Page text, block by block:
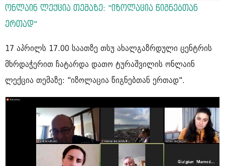
ონლაინ ლექცია თემაზე: "იზოლაცია წიგნებთან
ერთად"
17 აპრილს 17.00 საათზე თსუ ახალგაზრდული ცენტრის
მხრდაჭერით ჩატარდა დათო ტურაშვილის ონლაინ
ლექცია თემაზე: "იზოლაცია წიგნებთან ერთად".